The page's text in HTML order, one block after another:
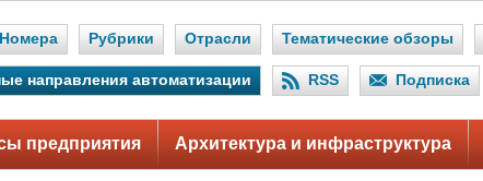
Номера Рубрики Отрасли Тематические обзоры
направления автоматизации RSS Подписка
предприятия Архитектура и инфраструктура